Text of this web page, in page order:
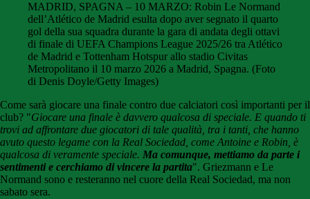
MADRID, SPAGNA – 10 MARZO: Robin Le Normand
dell’Atlético de Madrid esulta dopo aver segnato il quarto
gol della sua squadra durante la gara di andata degli ottavi
di finale di UEFA Champions League 2025/26 tra Atlético
de Madrid e Tottenham Hotspur allo stadio Civitas
Metropolitano il 10 marzo 2026 a Madrid, Spagna. (Foto
di Denis Doyle/Getty Images)
Come sarà giocare una finale contro due calciatori così importanti per il
club? "Giocare una finale è davvero qualcosa di speciale. E quando ti
trovi ad affrontare due giocatori di tale qualità, tra i tanti, che hanno
avuto questo legame con la Real Sociedad, come Antoine e Robin, è
qualcosa di veramente speciale. Ma comunque, mettiamo da parte i
sentimenti e cerchiamo di vincere la partita". Griezmann e Le
Normand sono e resteranno nel cuore della Real Sociedad, ma non
sabato sera.